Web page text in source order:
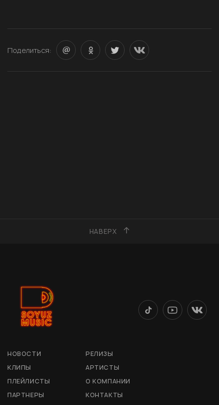
Поделиться:
НАВЕРХ
НОВОСТИ
РЕЛИЗЫ
КЛИПЫ
АРТИСТЫ
ПЛЕЙЛИСТЫ
О КОМПАНИИ
ПАРТНЕРЫ
КОНТАКТЫ